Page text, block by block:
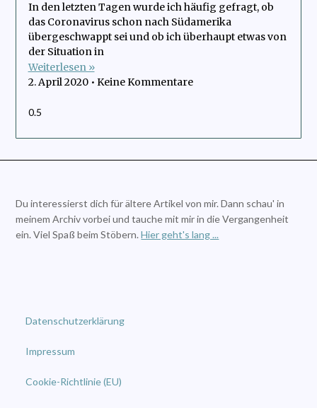
In den letzten Tagen wurde ich häufig gefragt, ob
das Coronavirus schon nach Südamerika
übergeschwappt sei und ob ich überhaupt etwas von
der Situation in
Weiterlesen »
2. April 2020
Keine Kommentare
Du interessierst dich für ältere Artikel von mir. Dann schau' in
meinem Archiv vorbei und tauche mit mir in die Vergangenheit
ein. Viel Spaß beim Stöbern.Hier geht's lang ...
Datenschutzerklärung
Impressum
Cookie-Richtlinie (EU)